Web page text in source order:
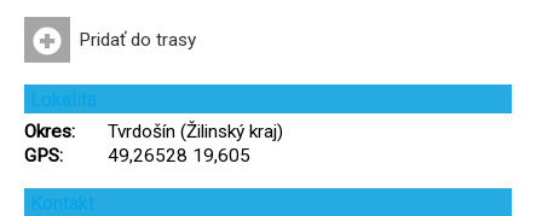
Pridať do trasy
Lokalita
Okres:
Tvrdošín (Žilinský kraj)
GPS:
49,26528 19,605
Kontakt